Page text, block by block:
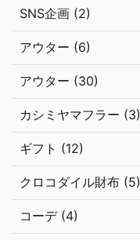
SNS企画 (2)
アウター (6)
アウター (30)
カシミヤマフラー (3)
ギフト (12)
クロコダイル財布 (5)
コーデ (4)